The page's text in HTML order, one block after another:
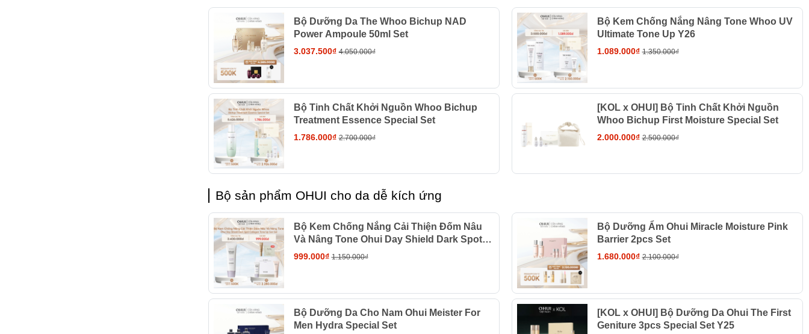
Bộ Dưỡng Da The Whoo Bichup NAD
Power Ampoule 50ml Set
3.037.500₫ 4.050.000₫
Bộ Kem Chống Nắng Nâng Tone Whoo UV
Ultimate Tone Up Y26
1.089.000₫ 1.350.000₫
Bộ Tinh Chất Khởi Nguồn Whoo Bichup
Treatment Essence Special Set
1.786.000₫ 2.700.000₫
[KOL x OHUI] Bộ Tinh Chất Khởi Nguồn
Whoo Bichup First Moisture Special Set
2.000.000₫ 2.500.000₫
Bộ sản phẩm OHUI cho da dễ kích ứng
Bộ Kem Chống Nắng Cải Thiện Đốm Nâu
Và Nâng Tone Ohui Day Shield Dark Spot
Collagen Tone Up Sun Set
999.000₫ 1.150.000₫
Bộ Dưỡng Ẩm Ohui Miracle Moisture Pink
Barrier 2pcs Set
1.680.000₫ 2.100.000₫
Bộ Dưỡng Da Cho Nam Ohui Meister For
Men Hydra Special Set
[KOL x OHUI] Bộ Dưỡng Da Ohui The First
Geniture 3pcs Special Set Y25